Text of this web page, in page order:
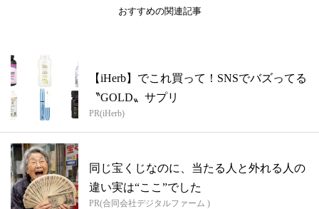
おすすめの関連記事
【iHerb】でこれ買って！SNSでバズってる
〝GOLD〟サプリ
PR(iHerb)
同じ宝くじなのに、当たる人と外れる人の
違い実は“ここ”でした
PR(合同会社デジタルファーム )